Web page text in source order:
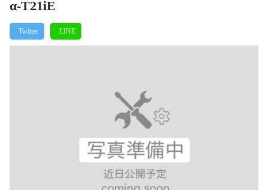
α-T21iE